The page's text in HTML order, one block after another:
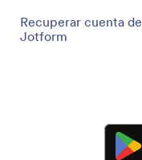
Recuperar cuenta de
Jotform